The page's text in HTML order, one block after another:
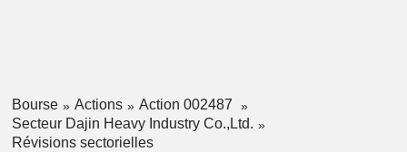
Bourse Actions
Action 002487
Secteur Dajin Heavy Industry Co.,Ltd.
Révisions sectorielles